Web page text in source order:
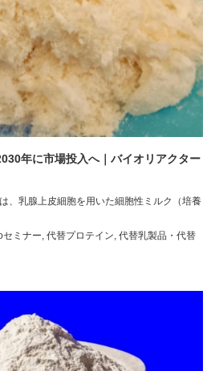
年に市場投入へ｜バイオリアクター
、乳腺上皮細胞を用いた細胞性ミルク（培養
セミナー 代替プロテイン 代替乳製品・代替